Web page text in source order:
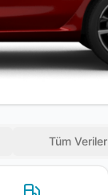
Tüm Veriler